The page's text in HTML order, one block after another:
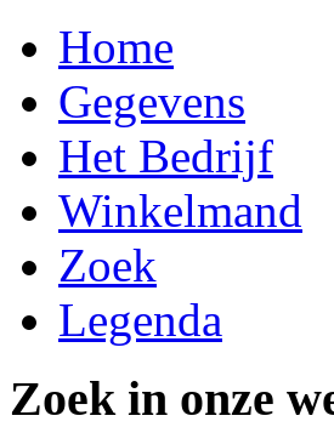
Home
Gegevens
Het Bedrijf
Winkelmand
Zoek
Legenda
Zoek in onze